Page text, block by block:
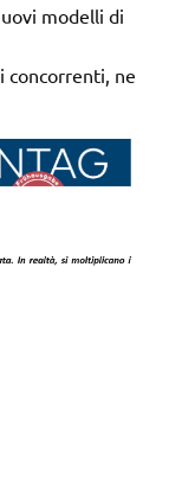
modelli di
ne